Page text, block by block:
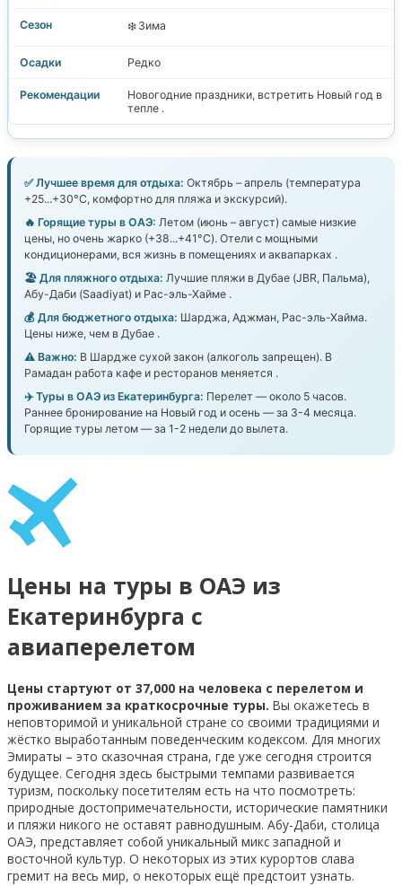
❄️ Зима
Редко
Новогодние праздники, встретить Новый год в
тепле .
✅ Лучшее время для отдыха: Октябрь – апрель (температура
+25...+30°C, комфортно для пляжа и экскурсий).
🔥 Горящие туры в ОАЭ: Летом (июнь – август) самые низкие
цены, но очень жарко (+38...+41°C). Отели с мощными
кондиционерами, вся жизнь в помещениях и аквапарках .
🏖️ Для пляжного отдыха: Лучшие пляжи в Дубае (JBR, Пальма),
Абу-Даби (Saadiyat) и Рас-эль-Хайме .
💰 Для бюджетного отдыха: Шарджа, Аджман, Рас-эль-Хайма.
Цены ниже, чем в Дубае .
⚠️ Важно: В Шардже сухой закон (алкоголь запрещен). В
Рамадан работа кафе и ресторанов меняется .
✈️ Туры в ОАЭ из Екатеринбурга: Перелет — около 5 часов.
Раннее бронирование на Новый год и осень — за 3-4 месяца.
Горящие туры летом — за 1-2 недели до вылета.
Цены на туры в ОАЭ из
Екатеринбурга с
авиаперелетом
Цены стартуют от 37,000 на человека с перелетом и
проживанием за краткосрочные туры. Вы окажетесь в
неповторимой и уникальной стране со своими традициями и
жёстко выработанным поведенческим кодексом. Для многих
Эмираты – это сказочная страна, где уже сегодня строится
будущее. Сегодня здесь быстрыми темпами развивается
туризм, поскольку посетителям есть на что посмотреть:
природные достопримечательности, исторические памятники
и пляжи никого не оставят равнодушным. Абу-Даби, столица
ОАЭ, представляет собой уникальный микс западной и
восточной культур. О некоторых из этих курортов слава
гремит на весь мир, о некоторых ещё предстоит узнать.